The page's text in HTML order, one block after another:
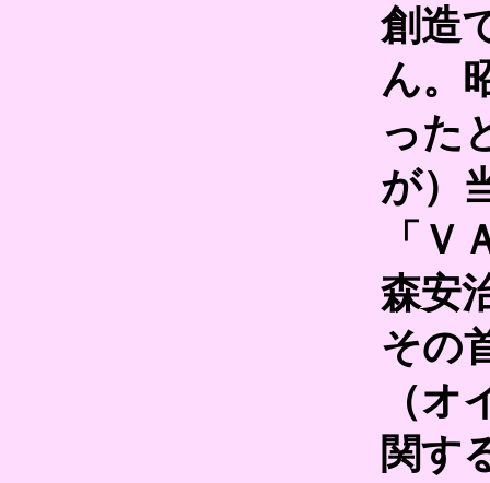
創造
ん。
った
が）
「Ｖ
森安
その
（
関す